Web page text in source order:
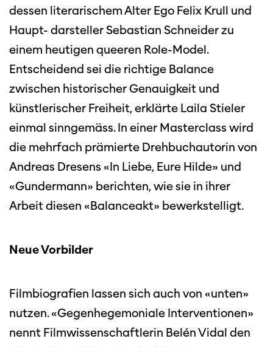
nicht optimal dargestellt. Bitte
verwenden Sie einen anderen Browser.
dessen literarischem Alter Ego Felix Krull und
Haupt- darsteller Sebastian Schneider zu
einem heutigen queeren Role-Model.
Entscheidend sei die richtige Balance
zwischen historischer Genauigkeit und
künstlerischer Freiheit, erklärte Laila Stieler
einmal sinngemäss. In einer Masterclass wird
die mehrfach prämierte Drehbuchautorin von
Andreas Dresens «In Liebe, Eure Hilde» und
«Gundermann» berichten, wie sie in ihrer
Arbeit diesen «Balanceakt» bewerkstelligt.
Neue Vorbilder
Filmbiografien lassen sich auch von «unten»
nutzen. «Gegenhegemoniale Interventionen»
nennt Filmwissenschaftlerin Belén Vidal den